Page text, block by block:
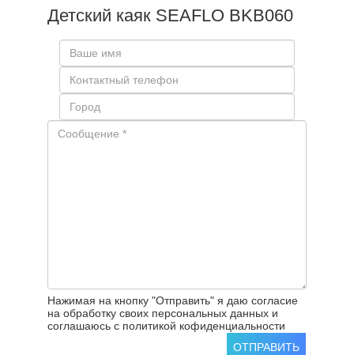
Детский каяк SEAFLO BKB060
Нажимая на кнопку "Отправить" я даю согласие
на обработку своих персональных данных и
соглашаюсь с политикой кофиденциальности
ОТПРАВИТЬ